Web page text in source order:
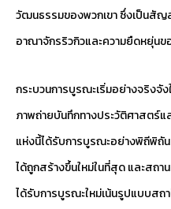
วัฒนธรรมของพวกเขา ซึ่งเป็นสั
อาณาจักรริวกิวและความยืดหยุ่นข
กระบวนการบูรณะเริ่มอย่างจริงจั
ภาพถ่ายบันทึกทางประวัติศาสตร์
แห่งนี้ได้รับการบูรณะอย่างพิถีพิถั
ได้ถูกสร้างขึ้นใหม่ในที่สุด และสถา
ได้รับการบูรณะใหม่เน้นรูปแบบสถ